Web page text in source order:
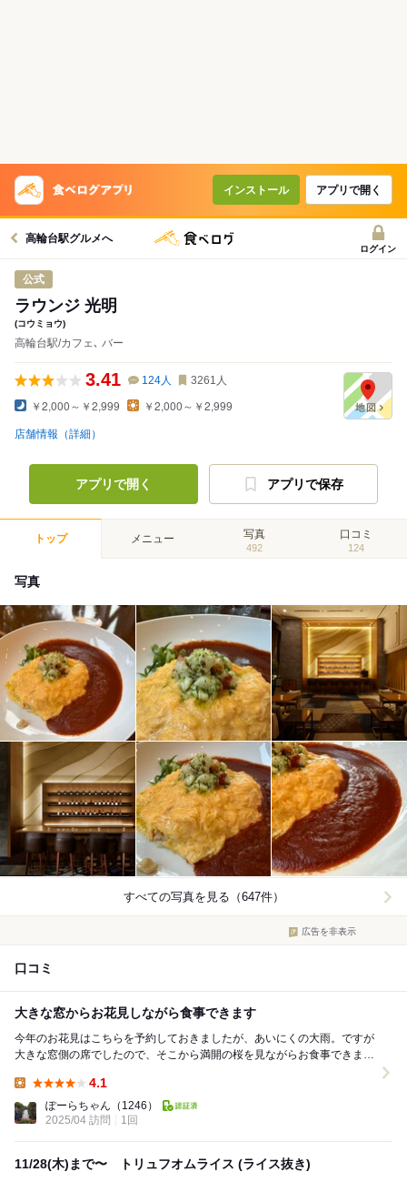
インストール アプリで開く
高輪台駅グルメへ
ログイン
公式
ラウンジ 光明
(コウミョウ)
高輪台駅/カフェ､ バー
3.41 124人 3261 人
￥2,000～￥2,999 ￥2,000～￥2,999
店舗情報（詳細）
アプリで開く アプリで保存
トップ メニュー 写真
492
口コミ
124
写真
すべての写真を見る（647件）
広告を非表示
口コミ
大きな窓からお花見しながら食事できます
今年のお花見はこちらを予約しておきましたが、あいにくの大雨。ですが
大きな窓側の席でしたので、そこから満開の桜を見ながらお食事できまし
4.1
ぽーらちゃん （1246）
2025/04 訪問
1回
11/28(木)まで〜 トリュフオムライス (ライス抜き)